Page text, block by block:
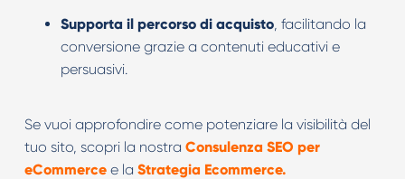
Supporta il percorso di acquisto, facilitando la
conversione grazie a contenuti educativi e
persuasivi.
Se vuoi approfondire come potenziare la visibilità del
tuo sito, scopri la nostra Consulenza SEO per
eCommercee la Strategia Ecommerce.